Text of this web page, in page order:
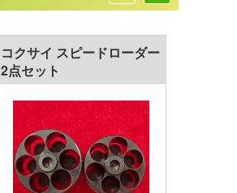
コクサイ スピードローダー
2点セット